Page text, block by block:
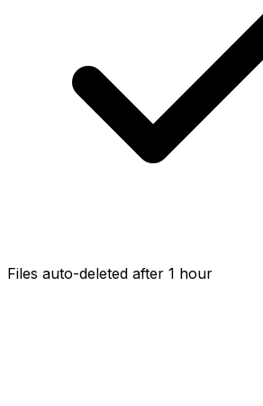
Files auto-deleted after 1 hour